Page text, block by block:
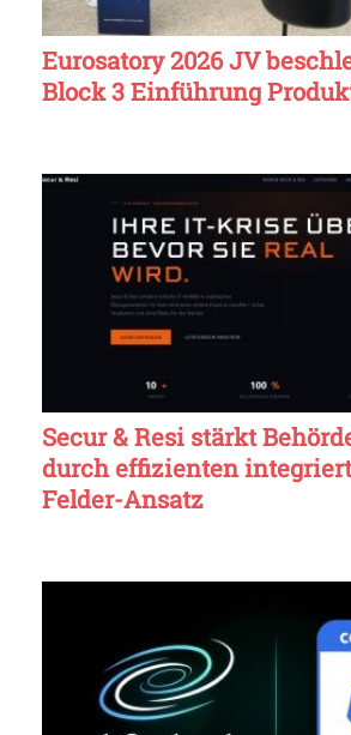
Eurosatory 2026 JV
Block 3 Einführung
Secur & Resi stärkt
durch effizienten
Felder-Ansatz